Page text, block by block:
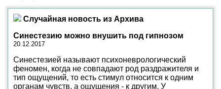
Случайная новость из Архива
Синестезию можно внушить под гипнозом
20.12.2017
Синестезией называют психоневрологический
феномен, когда не совпадают род раздражителя и
тип ощущений, то есть стимул относится к одним
органам чувств, а ощущения - к другим. У